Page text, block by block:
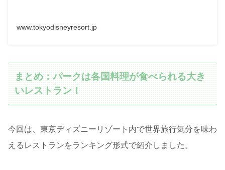
www.tokyodisneyresort.jp
まとめ：パークは各国料理が食べられる大き
いレストラン！
今回は、東京ディズニーリゾート内で世界旅行気分を味わ
えるレストランをランキング形式で紹介しました。